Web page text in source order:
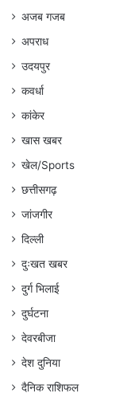
अजब गजब
अपराध
उदयपुर
कवर्धा
कांकेर
खास खबर
खेल/Sports
छत्तीसगढ़
जांजगीर
दिल्ली
दुःखत खबर
दुर्ग भिलाई
दुर्घटना
देवरबीजा
देश दुनिया
दैनिक राशिफल